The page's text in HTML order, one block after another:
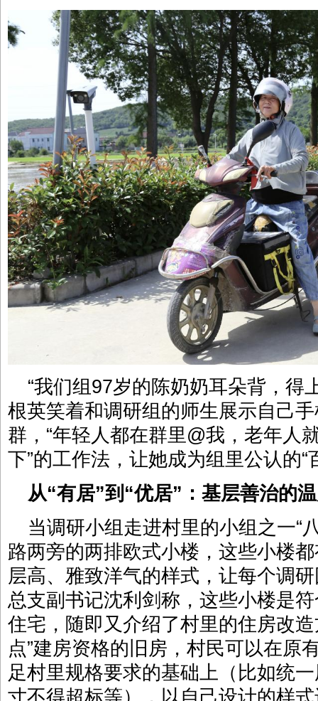
“我们组97岁的陈奶奶耳朵背，得
根英笑着和调研组的师生展示自己
群，“年轻人都在群里@我，老年人
下”的工作法，让她成为组里公认的“
从“有居”到“优居”：基层善治的
当调研小组走进村里的小组之一“
路两旁的两排欧式小楼，这些小楼
层高、雅致洋气的样式，让每个调
总支副书记沈利剑称，这些小楼是
住宅，随即又介绍了村里的住房改
点”建房资格的旧房，村民可以在原
足村里规格要求的基础上（比如统
寸不得超标等），以自己设计的样